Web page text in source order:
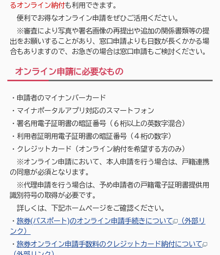
るオンライン納付も利用できます。
便利でお得なオンライン申請をぜひご活用ください。
※審査により写真や署名画像の再提出や追加の関係書類等の提
出をお願いすることがあり、窓口申請よりも日数が長くかかる場
合もありますので、お急ぎの場合は窓口申請もご検討ください。
オンライン申請に必要なもの
・申請者のマイナンバーカード
・マイナポータルアプリ対応のスマートフォン
・署名用電子証明書の暗証番号（６桁以上の英数字混合）
・利用者証明用電子証明書の暗証番号（４桁の数字）
・クレジットカード（オンライン納付を希望する方のみ）
※オンライン申請において、本人申請を行う場合は、戸籍連携
の同意が必須となります。
※代理申請を行う場合は、予め申請者の戸籍電子証明書提供用
識別符号の取得が必要です。
詳しくは、下記ホームページをご確認ください。
・旅券(パスポート)のオンライン申請手続きについて
（外部リ
ンク）
・旅券オンライン申請手数料のクレジットカード納付について